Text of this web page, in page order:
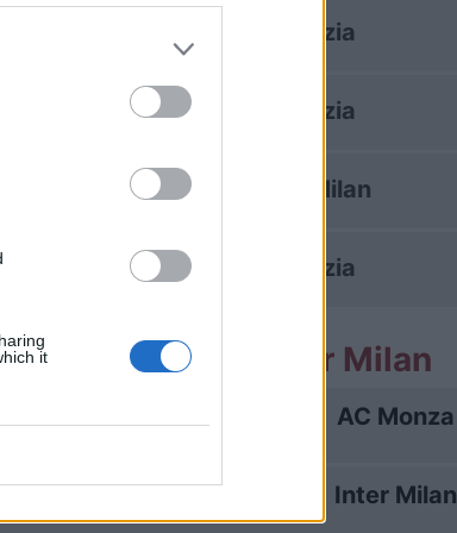
it
Venezia
Venezia
Inter Milan
Venezia
partite Inter Milan
22/08 AC Monza
Inter Milan